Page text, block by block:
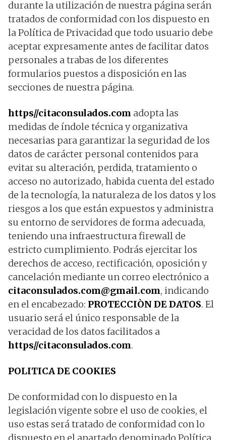
durante la utilización de nuestra página serán
tratados de conformidad con los dispuesto en
la Política de Privacidad que todo usuario debe
aceptar expresamente antes de facilitar datos
personales a trabas de los diferentes
formularios puestos a disposición en las
secciones de nuestra página.
https//citaconsulados.com adopta las
medidas de índole técnica y organizativa
necesarias para garantizar la seguridad de los
datos de carácter personal contenidos para
evitar su alteración, perdida, tratamiento o
acceso no autorizado, habida cuenta del estado
de la tecnología, la naturaleza de los datos y los
riesgos a los que están expuestos y administra
su entorno de servidores de forma adecuada,
teniendo una infraestructura firewall de
estricto cumplimiento. Podrás ejercitar los
derechos de acceso, rectificación, oposición y
cancelación mediante un correo electrónico a
citaconsulados.com@gmail.com, indicando
en el encabezado: PROTECCIÒN DE DATOS. El
usuario será el único responsable de la
veracidad de los datos facilitados a
https//citaconsulados.com.
POLITICA DE COOKIES
De conformidad con lo dispuesto en la
legislación vigente sobre el uso de cookies, el
uso estas será tratado de conformidad con lo